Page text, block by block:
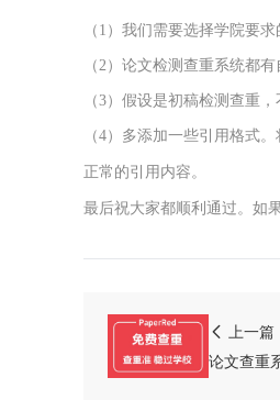
侵权处理
验证真伪
（ 1）我们需要选择学院要
（ 2）论文检测查重系统都
（3）假设是初稿检测查重
（4）多添加一些引用格式。
正常的引用内容。
最后祝大家都顺利通过。如
上一篇
论文查重